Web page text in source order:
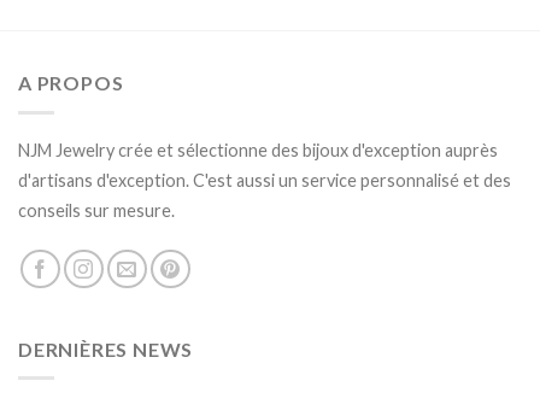
A PROPOS
NJM Jewelry crée et sélectionne des bijoux d'exception auprès
d'artisans d'exception. C'est aussi un service personnalisé et des
conseils sur mesure.
DERNIÈRES NEWS